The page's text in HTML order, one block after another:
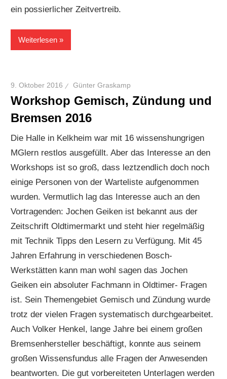
ein possierlicher Zeitvertreib.
Weiterlesen
9. Oktober 2016 Günter Graskamp
Workshop Gemisch, Zündung und
Bremsen 2016
Die Halle in Kelkheim war mit 16 wissenshungrigen
MGlern restlos ausgefüllt. Aber das Interesse an den
Workshops ist so groß, dass leztzendlich doch noch
einige Personen von der Warteliste aufgenommen
wurden. Vermutlich lag das Interesse auch an den
Vortragenden: Jochen Geiken ist bekannt aus der
Zeitschrift Oldtimermarkt und steht hier regelmäßig
mit Technik Tipps den Lesern zu Verfügung. Mit 45
Jahren Erfahrung in verschiedenen Bosch-
Werkstätten kann man wohl sagen das Jochen
Geiken ein absoluter Fachmann in Oldtimer- Fragen
ist. Sein Themengebiet Gemisch und Zündung wurde
trotz der vielen Fragen systematisch durchgearbeitet.
Auch Volker Henkel, lange Jahre bei einem großen
Bremsenhersteller beschäftigt, konnte aus seinem
großen Wissensfundus alle Fragen der Anwesenden
beantworten. Die gut vorbereiteten Unterlagen werden